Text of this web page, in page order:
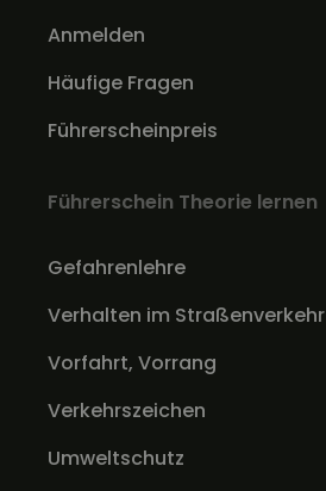
Anmelden
Häufige Fragen
Führerscheinpreis
Führerschein Theorie lernen
Gefahrenlehre
Verhalten im Straßenverkehr
Vorfahrt, Vorrang
Verkehrszeichen
Umweltschutz